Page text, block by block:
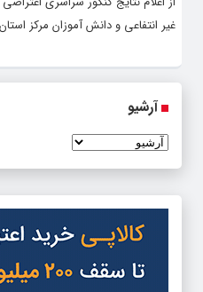
غیر انتفاعی و دانش آموزان مرکز
آرشیو